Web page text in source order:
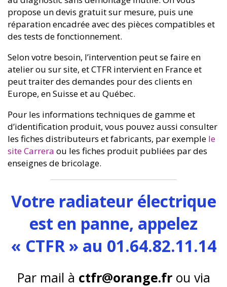
propose un devis gratuit sur mesure, puis une
réparation encadrée avec des pièces compatibles et
des tests de fonctionnement.
Selon votre besoin, l’intervention peut se faire en
atelier ou sur site, et CTFR intervient en France et
peut traiter des demandes pour des clients en
Europe, en Suisse et au Québec.
Pour les informations techniques de gamme et
d’identification produit, vous pouvez aussi consulter
les fiches distributeurs et fabricants, par exemple le
site Carrera ou les fiches produit publiées par des
enseignes de bricolage.
Votre radiateur électrique
est en panne, appelez
« CTFR » au 01.64.82.11.14
Par mail à ctfr@orange.frou via